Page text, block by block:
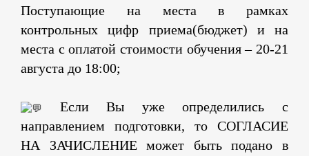
Поступающие на места в рамках
контрольных цифр приема(бюджет) и на
места с оплатой стоимости обучения – 20-21
августа до 18:00;
Если Вы уже определились с
направлением подготовки, то СОГЛАСИЕ
НА ЗАЧИСЛЕНИЕ может быть подано в